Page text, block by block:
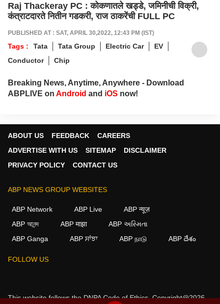
Raj Thackeray PC : कोकणातले खड्डे, जमिनीची विक्री,
कंत्राटदारते नितीन गडकरी, राज ठाकरेंची FULL PC
PUBLISHED AT : SAT, APRIL 30,2022, 12:43 PM (IST)
Tags : Tata Tata Group Electric Car
EV
Conductor
Chip
Breaking News, Anytime, Anywhere - Download
ABPLIVE on Android and iOS now!
ABOUT US FEEDBACK
CAREERS
ADVERTISE WITH US
SITEMAP
DISCLAIMER
PRIVACY POLICY
CONTACT US
ABP NEWS GROUP WEBSITES
ABP Network ABP Live
ABP न्यूज़
ABP আনন্দ
ABP माझा
ABP અસ્મિતા
ABP Ganga
ABP ਸਾਂਝਾ ABP நாடு ABP దేశం
FOLLOW US
This website follows theDNPA Code of Ethics.Copyright@2026.